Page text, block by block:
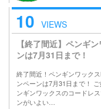
10 VIEWS
【終了間近】ペンギ
ンは7月31日まで！
終了間近！ペンギンワック
ンペーンは7月31日まで！
ンギンワックスのコードレ
ンがいよい…